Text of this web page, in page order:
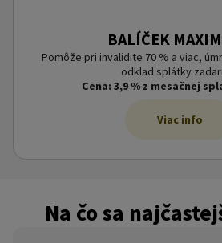
BALÍČEK
Pomôže pri invalidite 70 % a viac,
odklad splátky
Cena: 3,9 % z mesačnej
Viac info
Na čo sa